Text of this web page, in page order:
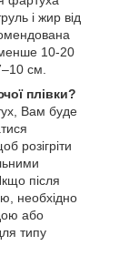
і жир від
10-20
см.
плівки?
Вам буде
розігріти
після
необхідно
або
типу